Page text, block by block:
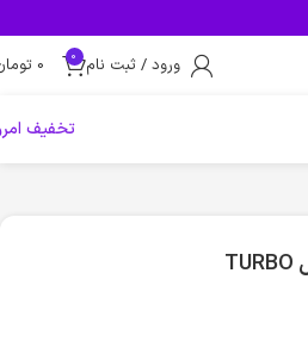
ورود / ثبت نام 0
0
تخفیف